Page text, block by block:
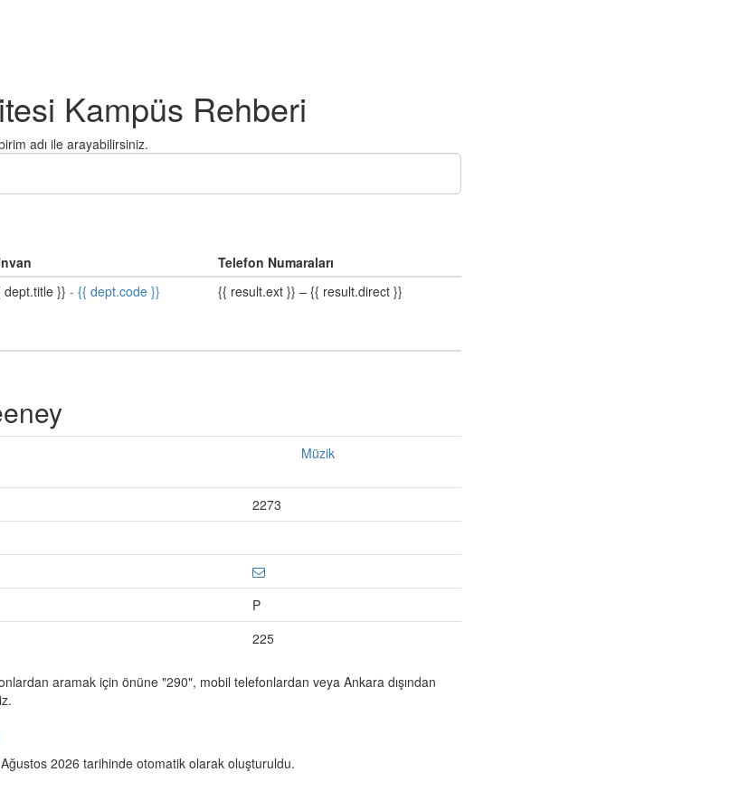
Kampüs Rehberi
adı ile arayabilirsiniz.
Telefon Numaraları
dept.title }} - {{ dept.code }} {{ result.ext }} – {{ result.direct }}
Müzik
2273
P
225
aramak için önüne "290", mobil telefonlardan veya Ankara dışından
Ağustos 2026 tarihinde otomatik olarak oluşturuldu.